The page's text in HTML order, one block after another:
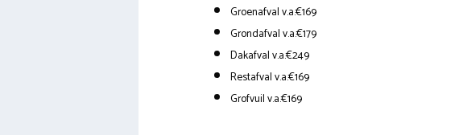
Groenafval v.a.€169
Grondafval v.a.€179
Dakafval v.a.€249
Restafval v.a.€169
Grofvuil v.a.€169